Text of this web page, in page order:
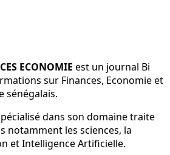
ECONOMIE est un journal Bi
sur Finances, Economie et
sénégalais.
dans son domaine traite
notamment les sciences, la
et Intelligence Artificielle.